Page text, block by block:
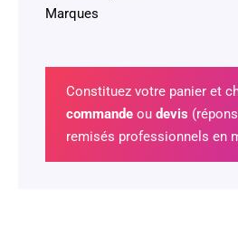
Marques
Constituez votre panier et
commandeou devis
remisés professionnels en